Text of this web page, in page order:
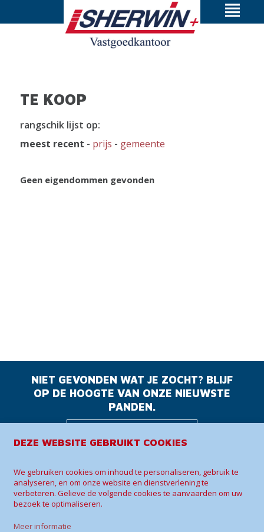
TE KOOP
rangschik lijst op:
meest recent - prijs - gemeente
Geen eigendommen gevonden
NIET GEVONDEN WAT JE ZOCHT? BLIJF
OP DE HOOGTE VAN ONZE NIEUWSTE
PANDEN.
HOOGTE
Sherwin Immo +
Vogelenzangstraat 55
3070 Kortenberg
DEZE WEBSITE GEBRUIKT COOKIES
We gebruiken cookies om inhoud te personaliseren, gebruik te
analyseren, en om onze website en dienstverlening te
verbeteren. Gelieve de volgende cookies te aanvaarden om uw
bezoek te optimaliseren.
Meer informatie